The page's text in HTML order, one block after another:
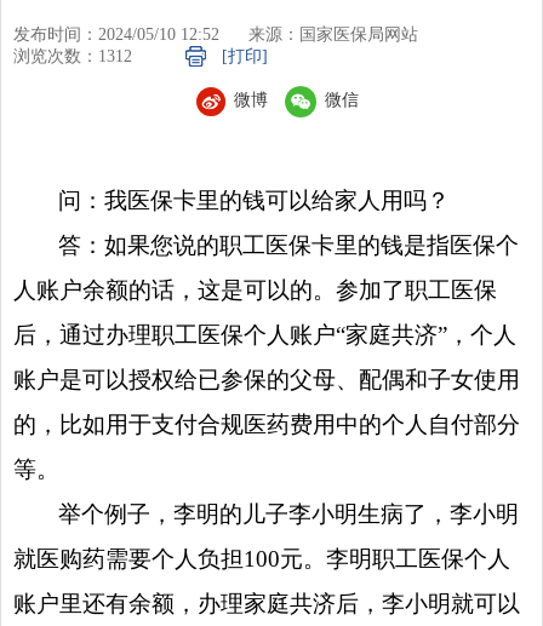
发布时间：2024/05/10 12:52
来源：国家医保局网站
浏览次数： 1312 [打印]
微博 微信
问：我医保卡里的钱可以给家人用吗？
答：如果您说的职工医保卡里的钱是指医保个
人账户余额的话，这是可以的。参加了职工医保
后，通过办理职工医保个人账户“家庭共济”，个人
账户是可以授权给已参保的父母、配偶和子女使用
的，比如用于支付合规医药费用中的个人自付部分
等。
举个例子，李明的儿子李小明生病了，李小明
就医购药需要个人负担100元。李明职工医保个人
账户里还有余额，办理家庭共济后，李小明就可以